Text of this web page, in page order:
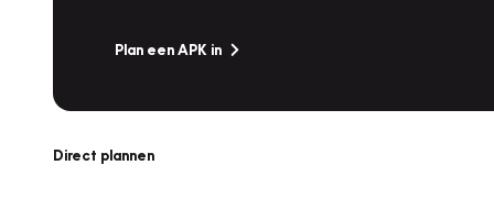
Plan een APK in
Direct plannen